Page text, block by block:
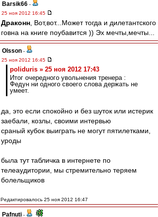
Barsik66 -
25 ноя 2012 16:45
Драконн , Вот,вот...Может тогда и дилетантского
говна на книге поубавится )) Эх мечты,мечты...
Olsson -
25 ноя 2012 16:45
poliduris » 25 ноя 2012 17:43
Итог очередного увольнения тренера :
Федун ни одного своего слова держать не
умеет.
да, это если спокойно и без шуток или истерик
заебали, козлы, своими интервью
сраный кубок выиграть не могут пятилетками,
уроды
была тут табличка в интернете по
телеаудитории, мы стремительно теряем
болельщиков
Редактировалось 25 ноя 2012 16:47
Pafnuti -